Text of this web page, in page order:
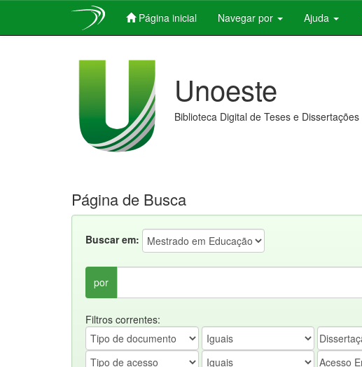
Página inicial Navegar por Ajuda
Unoeste
Biblioteca Digital de Teses e Dissertações
Página de Busca
Buscar em:
por
Filtros correntes: